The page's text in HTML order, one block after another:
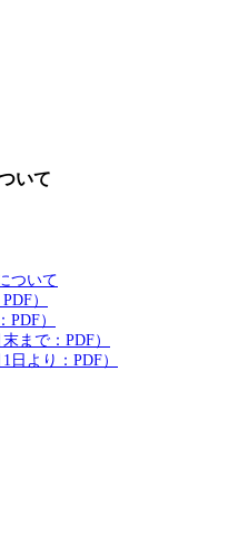
いて
ついて
）
）
まで：PDF）
日より：PDF）